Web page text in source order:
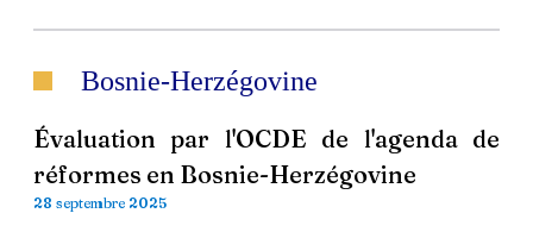
Bosnie-Herzégovine
Évaluation par l'OCDE de l'agenda de
réformes en Bosnie-Herzégovine
28 septembre 2025